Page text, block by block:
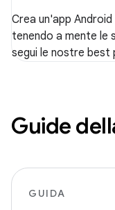
Crea un'app
tenendo a mente le
segui le nostre best
Guide
GUIDA